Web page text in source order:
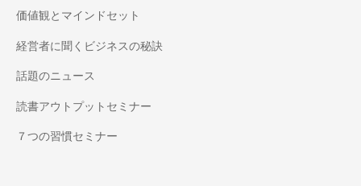
価値観とマインドセット
経営者に聞くビジネスの秘訣
話題のニュース
読書アウトプットセミナー
７つの習慣セミナー